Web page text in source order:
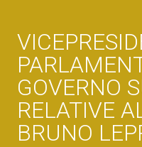
GOVERNO
RELATIVE
BRUNO